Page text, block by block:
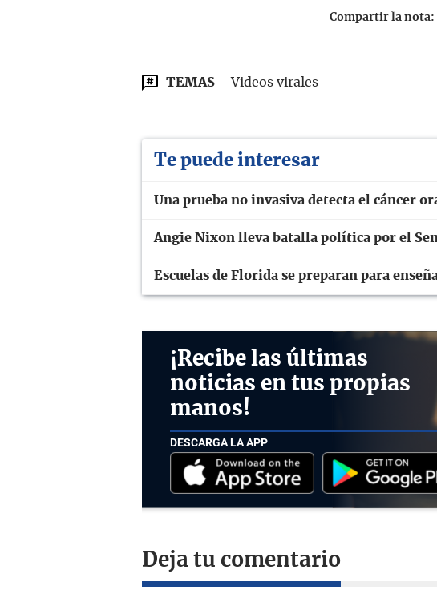
Compartir la nota:
TEMAS Videos virales
Te puede interesar
Una prueba no invasiva detecta el cáncer
Angie Nixon lleva batalla política por el
Escuelas de Florida se preparan para
¡Recibe las últimas
noticias en tus propias
manos!
DESCARGA LA APP
Deja tu comentario